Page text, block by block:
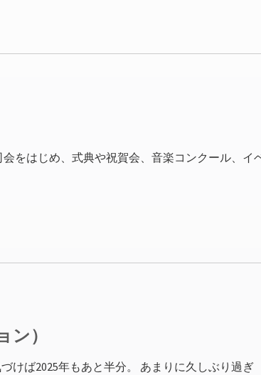
をはじめ、式典や祝賀会、音楽コンクール、イ
）
けば2025年もあと半分。 あまりに久しぶり過ぎ